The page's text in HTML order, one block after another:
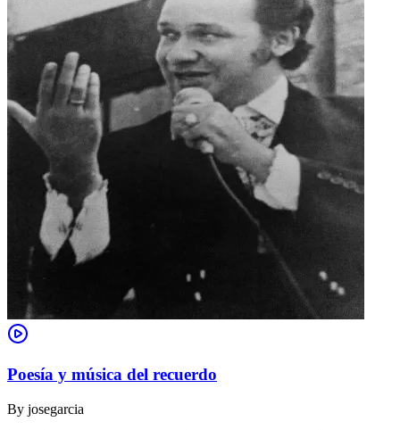
Poesía y música del recuerdo
By josegarcia